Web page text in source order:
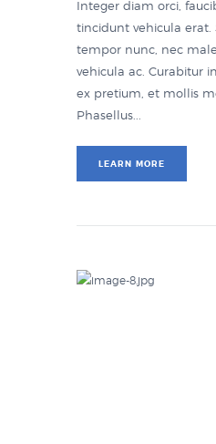
Integer diam orci,
tincidunt vehicula erat.
tempor nunc, nec
vehicula ac. Curabitur
ex pretium, et mollis
Phasellus...
LEARN MORE